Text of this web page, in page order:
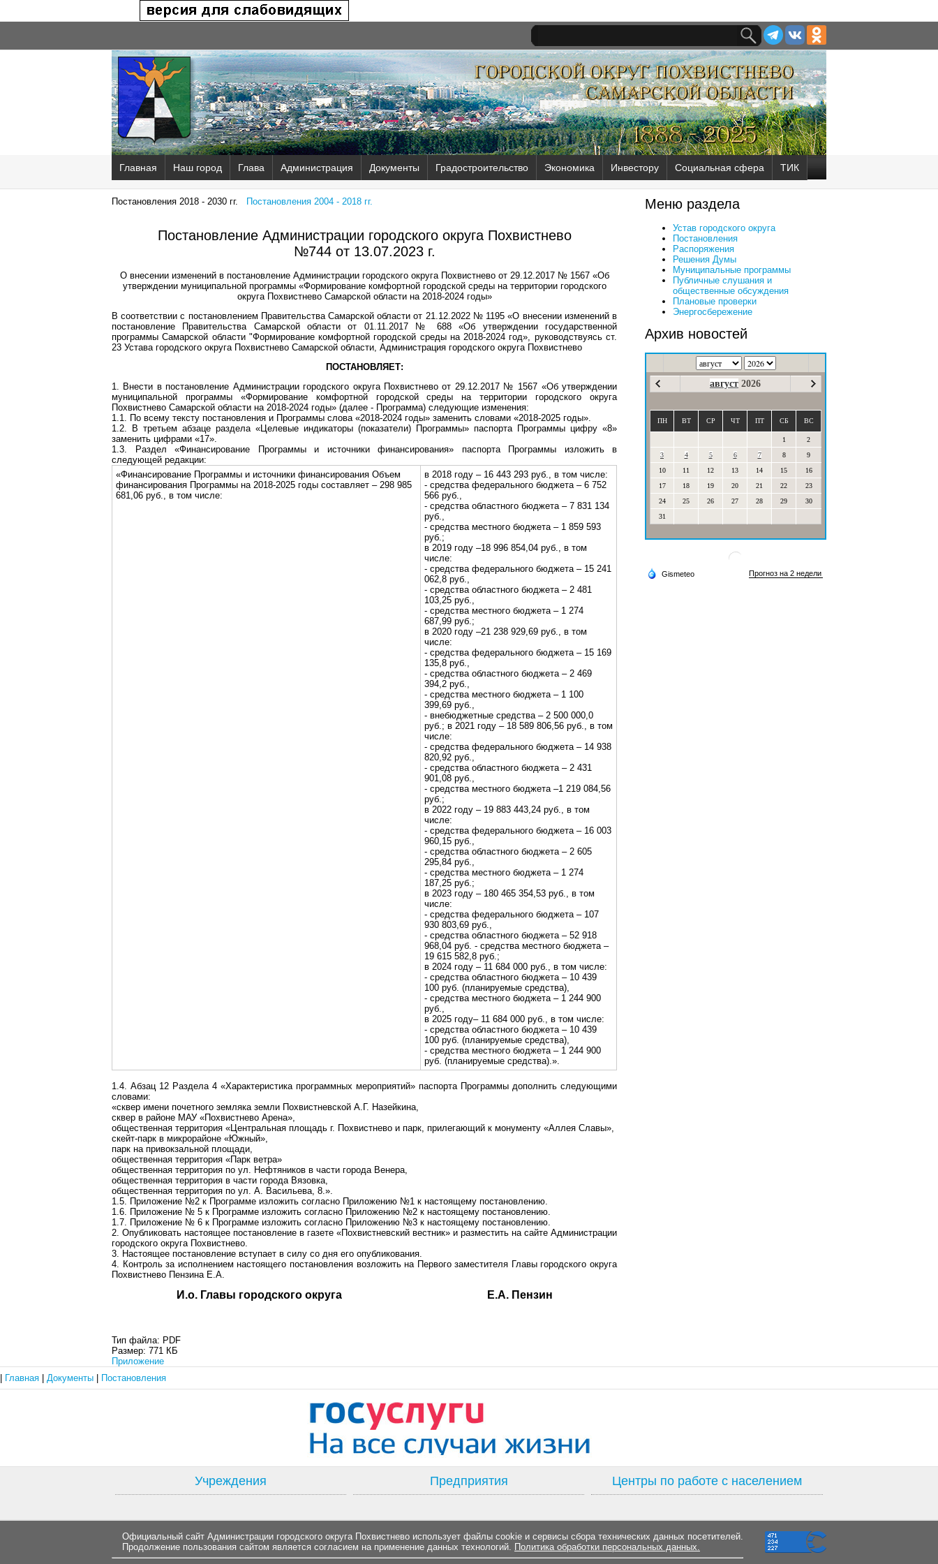
Главная Наш город Глава Администрация Документы Градостроительство Экономика Инвестору Социальная сфера ТИК
Постановления 2018 - 2030 гг. Постановления 2004 - 2018 гг.
Постановление Администрации городского округа Похвистнево
№744 от 13.07.2023 г.
О внесении изменений в постановление Администрации городского округа Похвистнево от 29.12.2017 № 1567 «Об
утверждении муниципальной программы «Формирование комфортной городской среды на территории городского
округа Похвистнево Самарской области на 2018-2024 годы»
В соответствии с постановлением Правительства Самарской области от 21.12.2022 № 1195 «О внесении изменений в
постановление Правительства Самарской области от 01.11.2017 № 688 «Об утверждении государственной
программы Самарской области "Формирование комфортной городской среды на 2018-2024 год», руководствуясь ст.
23 Устава городского округа Похвистнево Самарской области, Администрация городского округа Похвистнево
ПОСТАНОВЛЯЕТ:
1. Внести в постановление Администрации городского округа Похвистнево от 29.12.2017 № 1567 «Об утверждении
муниципальной программы «Формирование комфортной городской среды на территории городского округа
Похвистнево Самарской области на 2018-2024 годы» (далее - Программа) следующие изменения:
1.1. По всему тексту постановления и Программы слова «2018-2024 годы» заменить словами «2018-2025 годы».
1.2. В третьем абзаце раздела «Целевые индикаторы (показатели) Программы» паспорта Программы цифру «8»
заменить цифрами «17».
1.3. Раздел «Финансирование Программы и источники финансирования» паспорта Программы изложить в
следующей редакции:
«Финансирование Программы и источники финансирования Объем
финансирования Программы на 2018-2025 годы составляет – 298 985
681,06 руб., в том числе:
в 2018 году – 16 443 293 руб., в том числе:
- средства федерального бюджета – 6 752
566 руб.,
- средства областного бюджета – 7 831 134
руб.,
- средства местного бюджета – 1 859 593
руб.;
в 2019 году –18 996 854,04 руб., в том
числе:
- средства федерального бюджета – 15 241
062,8 руб.,
- средства областного бюджета – 2 481
103,25 руб.,
- средства местного бюджета – 1 274
687,99 руб.;
в 2020 году –21 238 929,69 руб., в том
числе:
- средства федерального бюджета – 15 169
135,8 руб.,
- средства областного бюджета – 2 469
394,2 руб.,
- средства местного бюджета – 1 100
399,69 руб.,
- внебюджетные средства – 2 500 000,0
руб.; в 2021 году – 18 589 806,56 руб., в том
числе:
- средства федерального бюджета – 14 938
820,92 руб.,
- средства областного бюджета – 2 431
901,08 руб.,
- средства местного бюджета –1 219 084,56
руб.;
в 2022 году – 19 883 443,24 руб., в том
числе:
- средства федерального бюджета – 16 003
960,15 руб.,
- средства областного бюджета – 2 605
295,84 руб.,
- средства местного бюджета – 1 274
187,25 руб.;
в 2023 году – 180 465 354,53 руб., в том
числе:
- средства федерального бюджета – 107
930 803,69 руб.,
- средства областного бюджета – 52 918
968,04 руб. - средства местного бюджета –
19 615 582,8 руб.;
в 2024 году – 11 684 000 руб., в том числе:
- средства областного бюджета – 10 439
100 руб. (планируемые средства),
- средства местного бюджета – 1 244 900
руб.,
в 2025 году– 11 684 000 руб., в том числе:
- средства областного бюджета – 10 439
100 руб. (планируемые средства),
- средства местного бюджета – 1 244 900
руб. (планируемые средства).».
1.4. Абзац 12 Раздела 4 «Характеристика программных мероприятий» паспорта Программы дополнить следующими
словами:
«сквер имени почетного земляка земли Похвистневской А.Г. Назейкина,
сквер в районе МАУ «Похвистнево Арена»,
общественная территория «Центральная площадь г. Похвистнево и парк, прилегающий к монументу «Аллея Славы»,
скейт-парк в микрорайоне «Южный»,
парк на привокзальной площади,
общественная территория «Парк ветра»
общественная территория по ул. Нефтяников в части города Венера,
общественная территория в части города Вязовка,
общественная территория по ул. А. Васильева, 8.».
1.5. Приложение №2 к Программе изложить согласно Приложению №1 к настоящему постановлению.
1.6. Приложение № 5 к Программе изложить согласно Приложению №2 к настоящему постановлению.
1.7. Приложение № 6 к Программе изложить согласно Приложению №3 к настоящему постановлению.
2. Опубликовать настоящее постановление в газете «Похвистневский вестник» и разместить на сайте Администрации
городского округа Похвистнево.
3. Настоящее постановление вступает в силу со дня его опубликования.
4. Контроль за исполнением настоящего постановления возложить на Первого заместителя Главы городского округа
Похвистнево Пензина Е.А.
И.о. Главы городского округа Е.А. Пензин
Тип файла: PDF
Размер: 771 КБ
Приложение
Меню раздела
Устав городского округа
Постановления
Распоряжения
Решения Думы
Муниципальные программы
Публичные слушания и
общественные обсуждения
Плановые проверки
Энергосбережение
Архив новостей
август 2026
ПН ВТ СР ЧТ ПТ СБ ВС
1
2
3
4 5 6 7 8
9
10
11 12 13 14 15
16
17
18 19 20 21 22
23
24
25 26 27 28 29
30
31
Главная Документы Постановления
Учреждения Предприятия Центры по работе с населением
Официальный сайт Администрации городского округа Похвистнево использует файлы cookie и сервисы сбора технических данных посетителей.
Продолжение пользования сайтом является согласием на применение данных технологий. Политика обработки персональных данных.